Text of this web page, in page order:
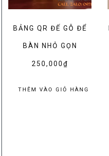
BẢNG QR ĐẾ GỖ ĐỂ
BÀN NHỎ GỌN
250,000₫
THÊM VÀO GIỎ HÀNG